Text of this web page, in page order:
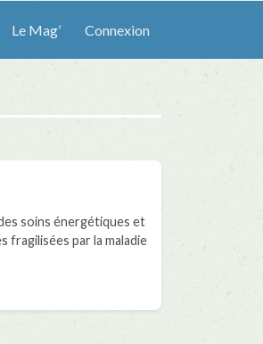
Le Mag’ Connexion
soins énergétiques et
par la maladie